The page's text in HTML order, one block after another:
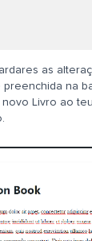
as
na
Livro ao